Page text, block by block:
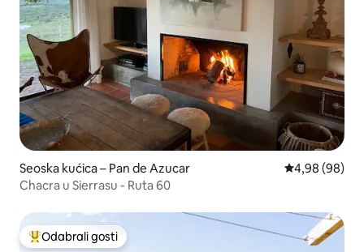
Seoska kućica – Pan de Azucar Prosječna
4,98 (98)
Chacra u Sierrasu - Ruta 60
Među najviše rangiranima s oznakom „Odabrali gosti”
Odabrali gosti